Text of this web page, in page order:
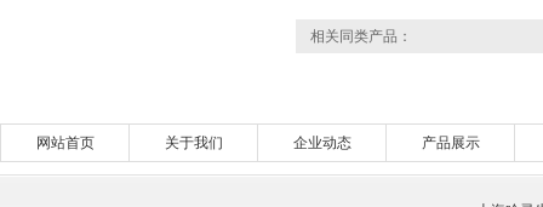
相关同类产品：
网站首页 关于我们 企业动态 产品展示